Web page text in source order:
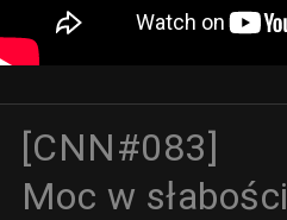
[CNN#083]
Moc w słabości